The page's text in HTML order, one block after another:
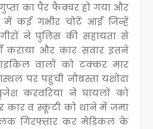
का पैर फैक्चर हो गया और
कई गंभीर चोटें आई जिन्हें
ने पुलिस की सहायता से
कराया और कार सवार इतने
वालों को टक्कर मार
पर पहुंची नौबस्ता यशोदा
करवरिया ने घायलों को
कार व स्कूटी को थाने में जमा
गिरफ्तार कर मेडिकल के